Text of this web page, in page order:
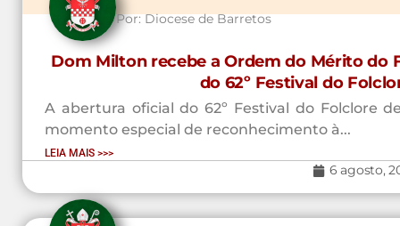
Por:Diocese de Barretos
Dom Milton recebe a Ordem do Mérito do
do 62º Festival do
A abertura oficial do 62º Festival do Folclore
momento especial de reconhecimento à...
LEIA MAIS >>>
6 agosto,